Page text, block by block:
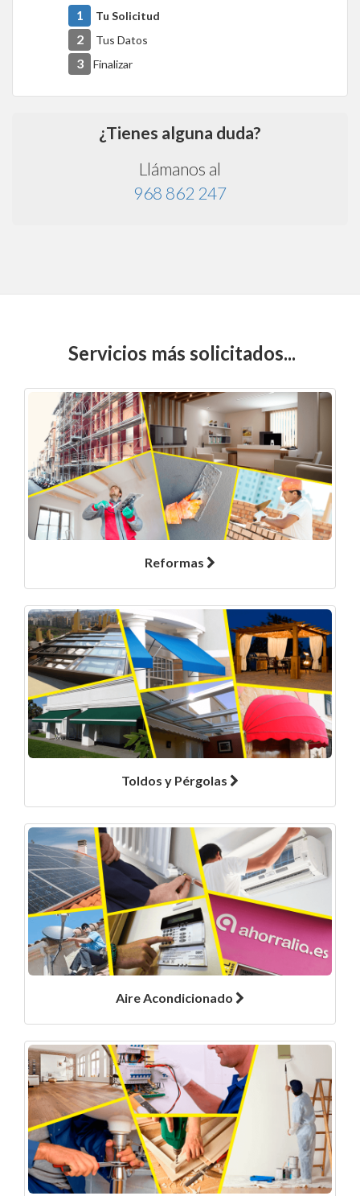
1 Tu Solicitud
2 Tus Datos
3 Finalizar
¿Tienes alguna duda?
Llámanos al
968 862 247
Servicios más solicitados...
Reformas
Toldos y Pérgolas
Aire Acondicionado